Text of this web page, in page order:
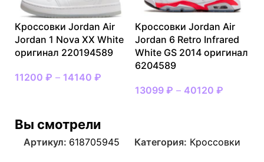
Кроссовки Jordan Air
Jordan 1 Nova XX White
оригинал 220194589
11200 ₽ – 14140 ₽
Кроссовки Jordan Air
Jordan 6 Retro Infrared
White GS 2014 оригинал
6204589
13099 ₽ – 40120 ₽
Вы смотрели
Артикул: 618705945 Категория: Кроссовки